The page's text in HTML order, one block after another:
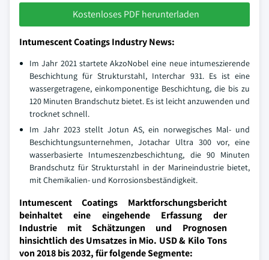
Kostenloses PDF herunterladen
Intumescent Coatings Industry News:
Im Jahr 2021 startete AkzoNobel eine neue intumeszierende
Beschichtung für Strukturstahl, Interchar 931. Es ist eine
wassergetragene, einkomponentige Beschichtung, die bis zu
120 Minuten Brandschutz bietet. Es ist leicht anzuwenden und
trocknet schnell.
Im Jahr 2023 stellt Jotun AS, ein norwegisches Mal- und
Beschichtungsunternehmen, Jotachar Ultra 300 vor, eine
wasserbasierte Intumeszenzbeschichtung, die 90 Minuten
Brandschutz für Strukturstahl in der Marineindustrie bietet,
mit Chemikalien- und Korrosionsbeständigkeit.
Intumescent Coatings Marktforschungsbericht
beinhaltet eine eingehende Erfassung der
Industrie mit Schätzungen und Prognosen
hinsichtlich des Umsatzes in Mio. USD & Kilo Tons
von 2018 bis 2032, für folgende Segmente: